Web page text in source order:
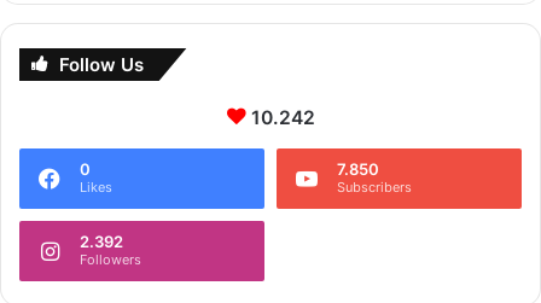
Follow Us
10.242
0
Likes
7.850
Subscribers
2.392
Followers